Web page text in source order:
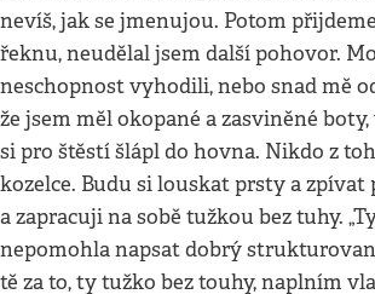
nevíš, jak se jmenujou. Potom
řeknu, neudělal jsem další pohovor.
neschopnost vyhodili, nebo snad mě
že jsem měl okopané a zasviněné
si pro štěstí šlápl do hovna. Nikdo z
kozelce. Budu si louskat prsty a zpívat
a zapracuji na sobě tužkou bez tuhy.
nepomohla napsat dobrý
tě za to, ty tužko bez touhy, naplním